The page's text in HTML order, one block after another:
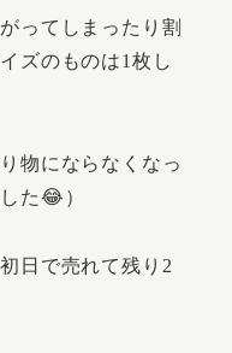
ってしまったり割
ズのものは1枚し
物にならなくなっ
た😂）
日で売れて残り2